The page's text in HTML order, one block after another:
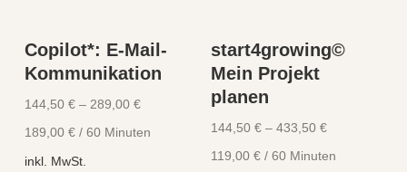
gewählt
werden
Copilot*: E-Mail-
Kommunikation
144,50 €– 289,00 €
189,00 €/ 60 Minuten
inkl. MwSt.
start4growing©
Mein Projekt
planen
144,50 €– 433,50 €
119,00 €/ 60 Minuten